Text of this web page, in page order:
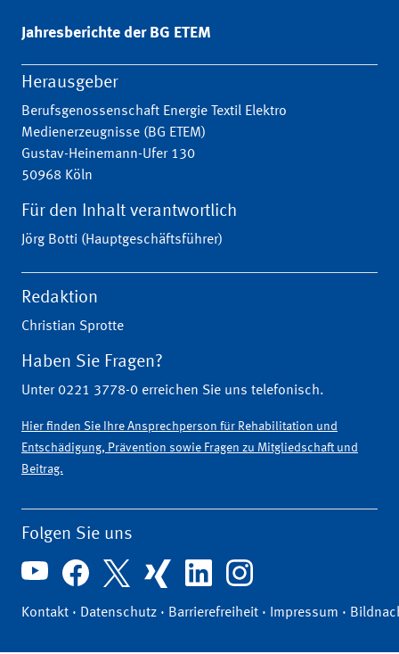
Jahresberichte der BG ETEM
Herausgeber
Berufsgenossenschaft Energie Textil Elektro
Medienerzeugnisse (BG ETEM)
Gustav-Heinemann-Ufer 130
50968 Köln
Für den Inhalt verantwortlich
Jörg Botti (Hauptgeschäftsführer)
Redaktion
Christian Sprotte
Haben Sie Fragen?
Unter 0221 3778-0 erreichen Sie uns telefonisch.
Hier finden Sie Ihre Ansprechperson für Rehabilitation und
Entschädigung, Prävention sowie Fragen zu Mitgliedschaft und
Beitrag.
Folgen Sie uns
Kontakt · Datenschutz · Barrierefreiheit · Impressum ·